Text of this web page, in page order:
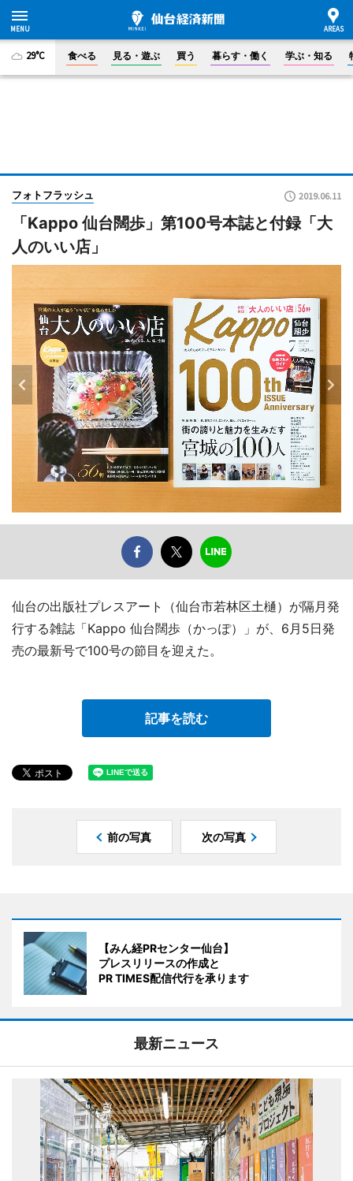
29°C 食べる 見る・遊ぶ 買う 暮らす・働く 学ぶ・知る
フォトフラッシュ 2019.06.11
「Kappo 仙台闊歩」第100号本誌と付録「大
人のいい店」
仙台の出版社プレスアート（仙台市若林区土樋）が隔月発
行する雑誌「Kappo 仙台闊歩（かっぽ）」が、6月5日発
売の最新号で100号の節目を迎えた。
記事を読む
前の写真 次の写真
【みん経PRセンター仙台】
プレスリリースの作成と
PR TIMES配信代行を承ります
最新ニュース